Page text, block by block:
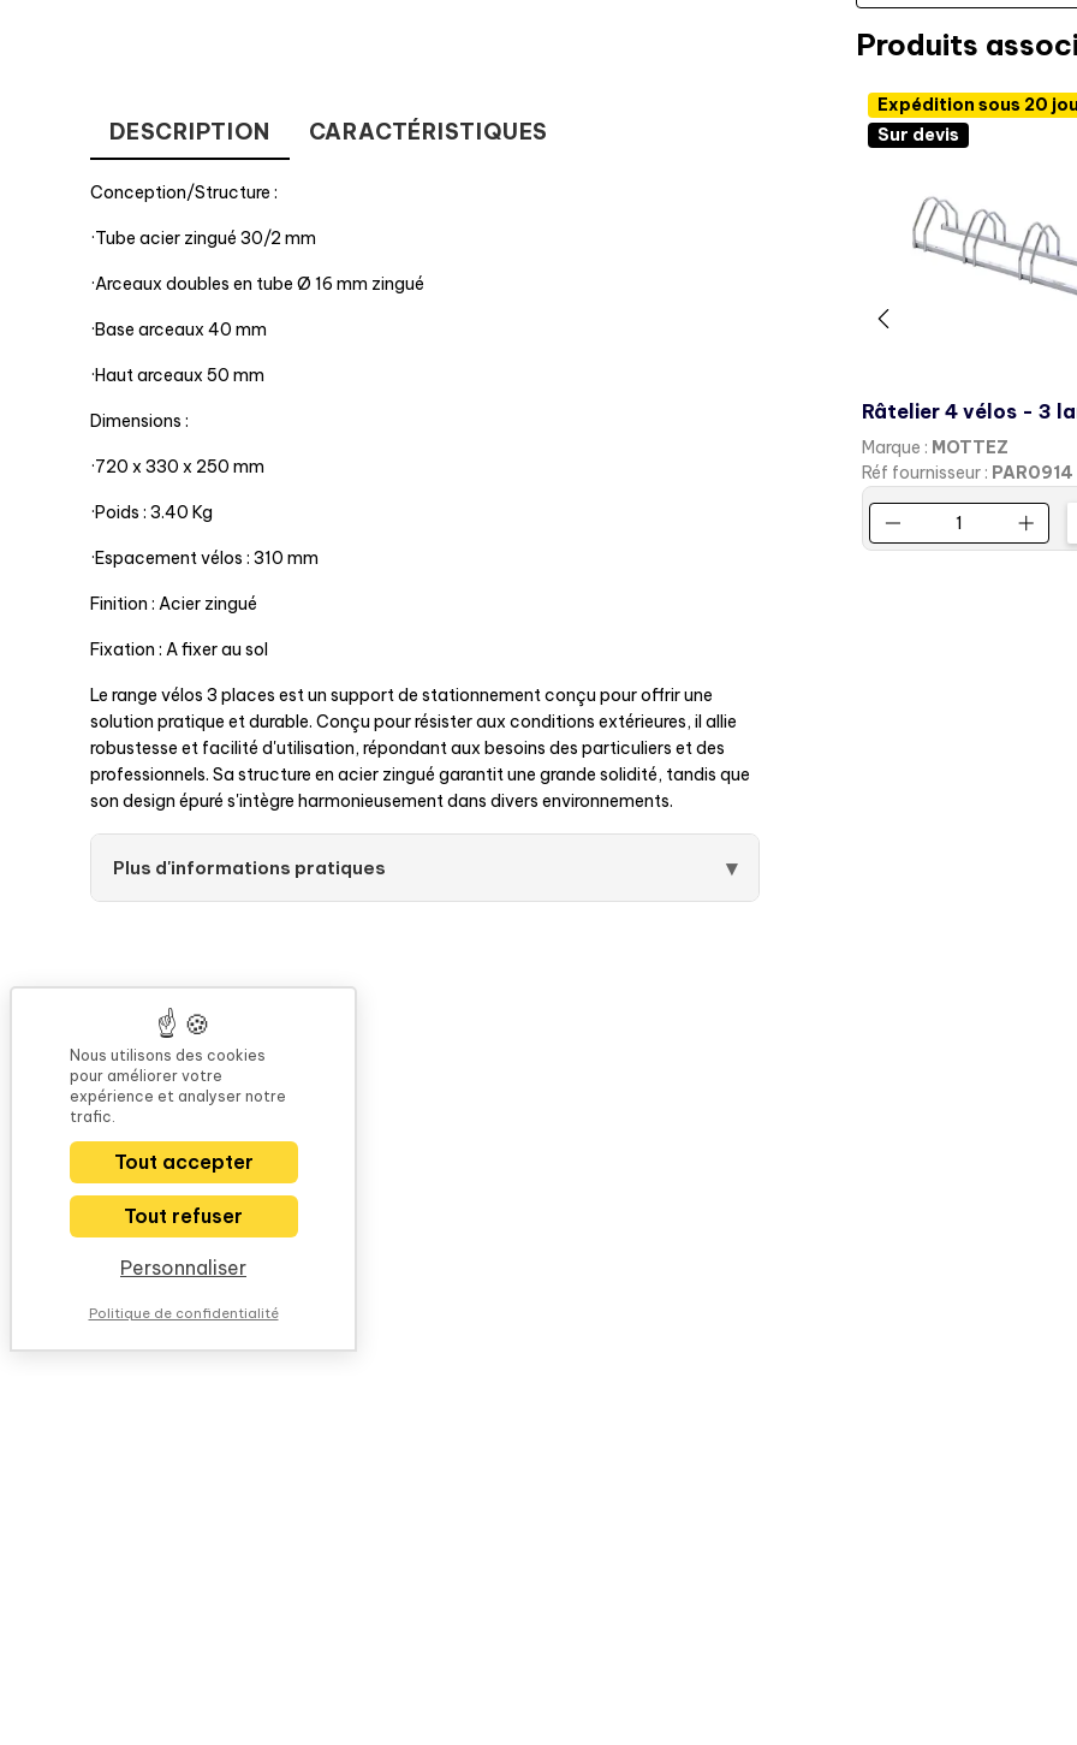
DESCRIPTION CARACTÉRISTIQUES
Conception/Structure :
·Tube acier zingué 30/2 mm
·Arceaux doubles en tube Ø 16 mm zingué
·Base arceaux 40 mm
·Haut arceaux 50 mm
Dimensions :
·720 x 330 x 250 mm
·Poids : 3.40 Kg
·Espacement vélos : 310 mm
Finition : Acier zingué
Fixation : A fixer au sol
Le range vélos 3 places est un support de stationnement conçu pour offrir une
solution pratique et durable. Conçu pour résister aux conditions extérieures, il allie
robustesse et facilité d'utilisation, répondant aux besoins des particuliers et des
professionnels. Sa structure en acier zingué garantit une grande solidité, tandis que
son design épuré s'intègre harmonieusement dans divers environnements.
Plus d'informations pratiques ▾
Produits
Sur devis
Réf fournisseur :
Sur devis
Expédition sous 20
Sur devis
Marque : MOTTEZ
Réf fournisseur : PAR0914
Nous utilisons des cookies
pour améliorer votre
expérience et analyser notre
trafic.
Tout accepter
Tout refuser
Personnaliser
Politique de confidentialité